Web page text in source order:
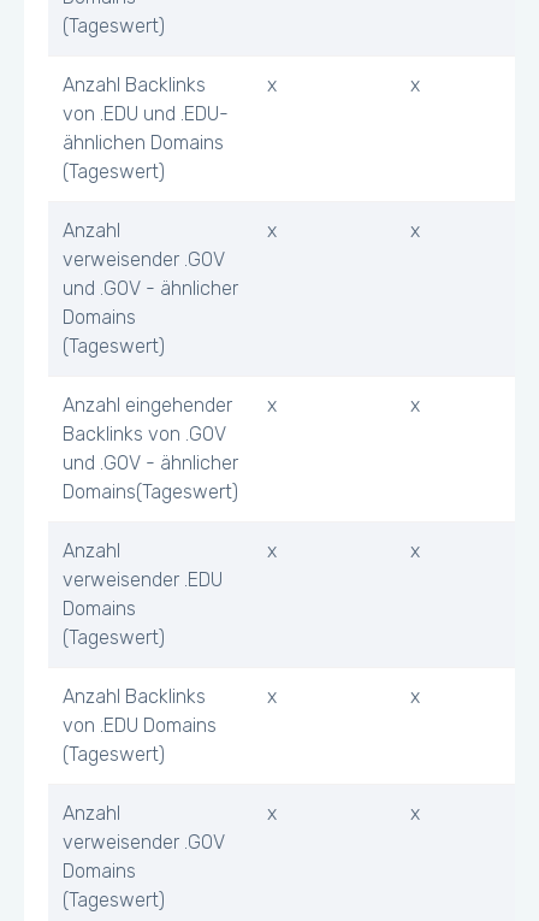
(Tageswert)
Anzahl Backlinks
von .EDU und .EDU-
ähnlichen Domains
(Tageswert)
x x
Anzahl
verweisender .GOV
und .GOV - ähnlicher
Domains
(Tageswert)
x x
Anzahl eingehender
Backlinks von .GOV
und .GOV - ähnlicher
Domains(Tageswert)
x x
Anzahl
verweisender .EDU
Domains
(Tageswert)
x x
Anzahl Backlinks
von .EDU Domains
(Tageswert)
x x
Anzahl
verweisender .GOV
Domains
(Tageswert)
x x